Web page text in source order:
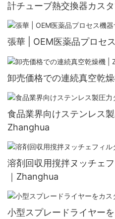
計チューブ熱交換器カス
張華 | OEM医薬品プロセ
卸売価格での連続真空乾
食品業界向けステンレス
Zhanghua
溶剤回収用撹拌ヌッチェ
｜Zhanghua
小型スプレードライヤー